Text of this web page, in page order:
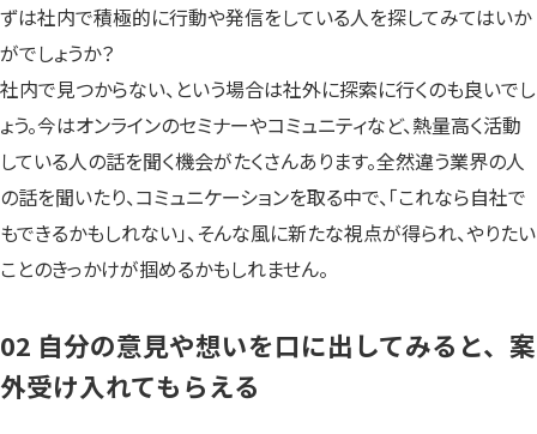
ずは社内で積極的に行動や発信をしている人を探してみてはいか
がでしょうか？
社内で見つからない、という場合は社外に探索に行くのも良いでし
ょう。今はオンラインのセミナーやコミュニティなど、熱量高く活動
している人の話を聞く機会がたくさんあります。全然違う業界の人
の話を聞いたり、コミュニケーションを取る中で、「これなら自社で
もできるかもしれない」、そんな風に新たな視点が得られ、やりたい
ことのきっかけが掴めるかもしれません。
02 自分の意見や想いを口に出してみると、案
外受け入れてもらえる